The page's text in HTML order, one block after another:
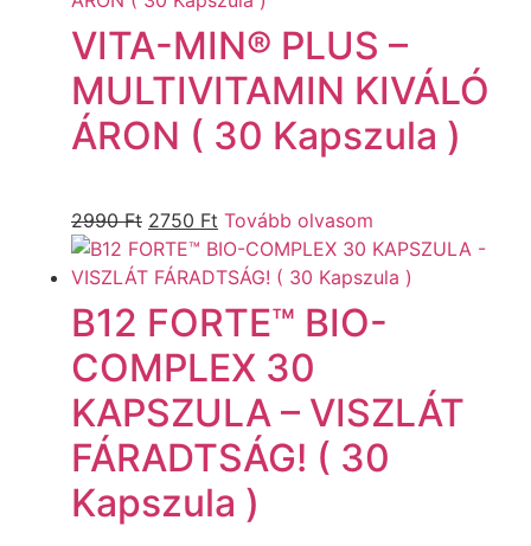
VITA-MIN® PLUS –
MULTIVITAMIN KIVÁLÓ
ÁRON ( 30 Kapszula )
2990Ft 2750 Ft Tovább olvasom
B12 FORTE™ BIO-
COMPLEX 30
KAPSZULA – VISZLÁT
FÁRADTSÁG! ( 30
Kapszula )